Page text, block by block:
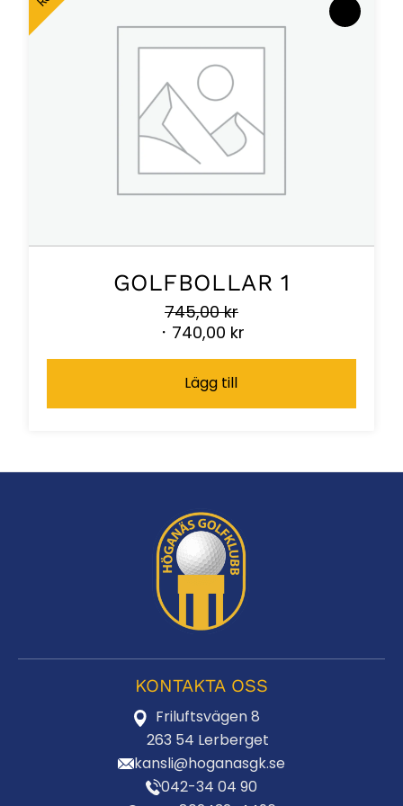
GOLFBOLLAR 1
745,00kr
Det
priset
var:
745,00 kr.
740,00 kr
Det
priset
är:
740,00 kr.
Lägg till
KONTAKTA OSS
Friluftsvägen 8
263 54 Lerberget
kansli@hoganasgk.se
042-34 04 90